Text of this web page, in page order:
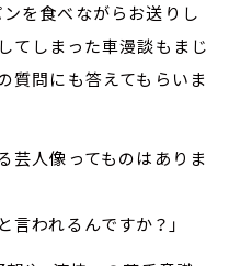
を食べながらお送りし
てしまった車漫談もまじ
質問にも答えてもらいま
芸人像ってものはありま
言われるんですか？」